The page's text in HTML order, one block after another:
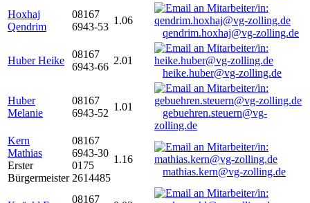
Hoxhaj
Qendrim
08167
6943-53
1.06
qendrim.hoxhaj@vg-zolling.de
Huber Heike
08167
6943-66
2.01
heike.huber@vg-zolling.de
Huber
Melanie
08167
6943-52
1.01
gebuehren.steuern@vg-
zolling.de
Kern
Mathias
Erster
Bürgermeister
08167
6943-30
0175
2614485
1.16
mathias.kern@vg-zolling.de
08167